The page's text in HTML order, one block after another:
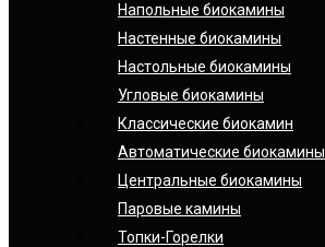
Напольные биокамины
Настенные биокамины
Настoльные биокамины
Угловые биокамины
Классические биокамин
Автоматические биокамины
Центральные биокамины
Паровые камины
Топки-Горелки